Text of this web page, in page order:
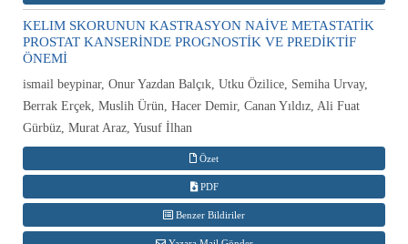
KELIM SKORUNUN KASTRASYON NAİVE METASTATİK
PROSTAT KANSERİNDE PROGNOSTİK VE PREDİKTİF
ÖNEMİ
ismail beypinar, Onur Yazdan Balçık, Utku Özilice, Semiha Urvay,
Berrak Erçek, Muslih Ürün, Hacer Demir, Canan Yıldız, Ali Fuat
Gürbüz, Murat Araz, Yusuf İlhan
Özet
PDF
Benzer Bildiriler